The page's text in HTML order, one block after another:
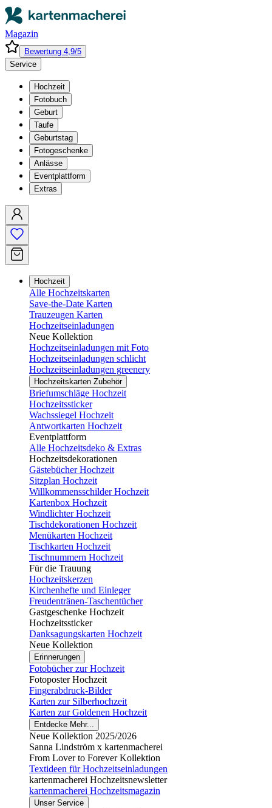
Magazin
Bewertung 4,9/5
Service
Hochzeit
Fotobuch
Geburt
Taufe
Geburtstag
Fotogeschenke
Anlässe
Eventplattform
Extras
Hochzeit
Alle Hochzeitskarten
Save-the-Date Karten
Trauzeugen Karten
Hochzeitseinladungen
Neue Kollektion
Hochzeitseinladungen mit Foto
Hochzeitseinladungen schlicht
Hochzeitseinladungen greenery
Hochzeitskarten Zubehör
Briefumschläge Hochzeit
Hochzeitssticker
Wachssiegel Hochzeit
Antwortkarten Hochzeit
Eventplattform
Alle Hochzeitsdeko & Extras
Hochzeitsdekorationen
Gästebücher Hochzeit
Sitzplan Hochzeit
Willkommensschilder Hochzeit
Kartenbox Hochzeit
Windlichter Hochzeit
Tischdekorationen Hochzeit
Menükarten Hochzeit
Tischkarten Hochzeit
Tischnummern Hochzeit
Für die Trauung
Hochzeitskerzen
Kirchenhefte und Einleger
Freudentränen-Taschentücher
Gastgeschenke Hochzeit
Hochzeitssticker
Danksagungskarten Hochzeit
Neue Kollektion
Erinnerungen
Fotobücher zur Hochzeit
Fotoposter Hochzeit
Fingerabdruck-Bilder
Karten zur Silberhochzeit
Karten zur Goldenen Hochzeit
Entdecke Mehr...
Neue Kollektion 2025/2026
Sanna Lindström x kartenmacherei
From Lover to Forever Kollektion
Textideen für Hochzeitseinladungen
kartenmacherei Hochzeitsnewsletter
kartenmacherei Hochzeitsmagazin
Unser Service